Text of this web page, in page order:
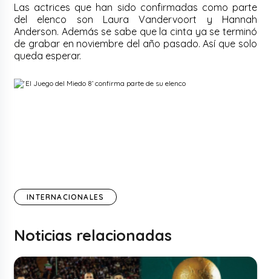
Las actrices que han sido confirmadas como parte
del elenco son Laura Vandervoort y Hannah
Anderson. Además se sabe que la cinta ya se terminó
de grabar en noviembre del año pasado. Así que solo
queda esperar.
INTERNACIONALES
Noticias relacionadas